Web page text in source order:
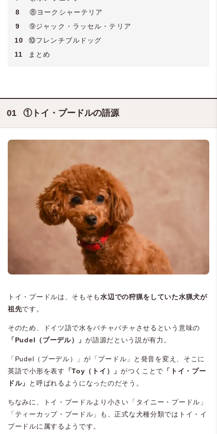
8
⑧ヨークシャーテリア
9
➈ジャック・ラッセル・テリア
10
⑩フレンチブルドッグ
11
まとめ
①トイ・プードルの語源
トイ・プードルは、そもそも水辺での狩猟をしていた水猟犬が
祖先です。
そのため、ドイツ語で水をバチャバチャさせるという意味の
「Pudel（プーデル）」が語源だという説が有力。
「Pudel（プーデル）」が「プードル」と発音を変え、そこに
英語で小形を表す
「Toy（トイ）」 がつくことで 「トイ・プー
ドル」
と呼ばれるようになったのだそう。
ちなみに、トイ・プードルより小さい「タイニー・プードル」
「ティーカップ・プードル」も、正式な犬種分類ではトイ・イ
プードルに属するようです。